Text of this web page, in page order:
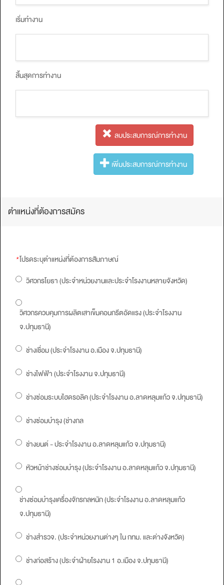
เริ่มทำงาน
สิ้นสุดการทำงาน
ลบประสบการณ์การทํางาน
เพิ่มประสบการณ์การทํางาน
ตำแหน่งที่ต้องการสมัคร
*โปรดระบุตำแหน่งที่ต้องการสัมภาษณ์
วิศวกรโยธา (ประจำหน่วยงานและประจำโรงงานหลายจังหวัด)
วิศวกรควบคุมการผลิตเสาเข็มคอนกรีตอัดแรง (ประจำโรงงาน
จ.ปทุมธานี)
ช่างเชื่อม (ประจำโรงงาน อ.เมือง จ.ปทุมธานี)
ช่างไฟฟ้า (ประจำโรงงาน จ.ปทุมธานี)
ช่างซ่อมระบบไฮดรอลิค (ประจำโรงงาน อ.ลาดหลุมแก้ว จ.ปทุมธานี)
ช่างซ่อมบำรุง (ช่างกล
ช่างยนต์ - ประจำโรงงาน อ.ลาดหลุมแก้ว จ.ปทุมธานี)
หัวหน้าช่างซ่อมบำรุง (ประจำโรงงาน อ.ลาดหลุมแก้ว จ.ปทุมธานี)
ช่างซ่อมบำรุงเครื่องจักรกลหนัก (ประจำโรงงาน อ.ลาดหลุมแก้ว
จ.ปทุมธานี)
ช่างสำรวจ. (ประจำหน่วยงานต่างๆ ใน กทม. และต่างจังหวัด)
ช่างก่อสร้าง (ประจำฝ่ายโรงงาน 1 อ.เมือง จ.ปทุมธานี)